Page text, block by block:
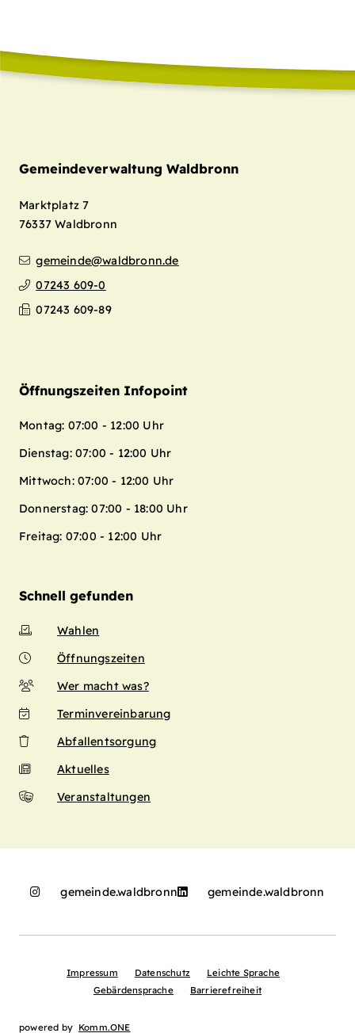
Gemeindeverwaltung Waldbronn
Marktplatz 7
76337 Waldbronn
gemeinde@waldbronn.de
07243 609-0
07243 609-89
Öffnungszeiten Infopoint
Montag: 07:00 - 12:00 Uhr
Dienstag: 07:00 - 12:00 Uhr
Mittwoch: 07:00 - 12:00 Uhr
Donnerstag: 07:00 - 18:00 Uhr
Freitag: 07:00 - 12:00 Uhr
Schnell gefunden
Wahlen
Öffnungszeiten
Wer macht was?
Terminvereinbarung
Abfallentsorgung
Aktuelles
Veranstaltungen
gemeinde.waldbronn gemeinde.waldbronn
Impressum Datenschutz
Leichte Sprache
Gebärdensprache
Barrierefreiheit
powered by Komm.ONE